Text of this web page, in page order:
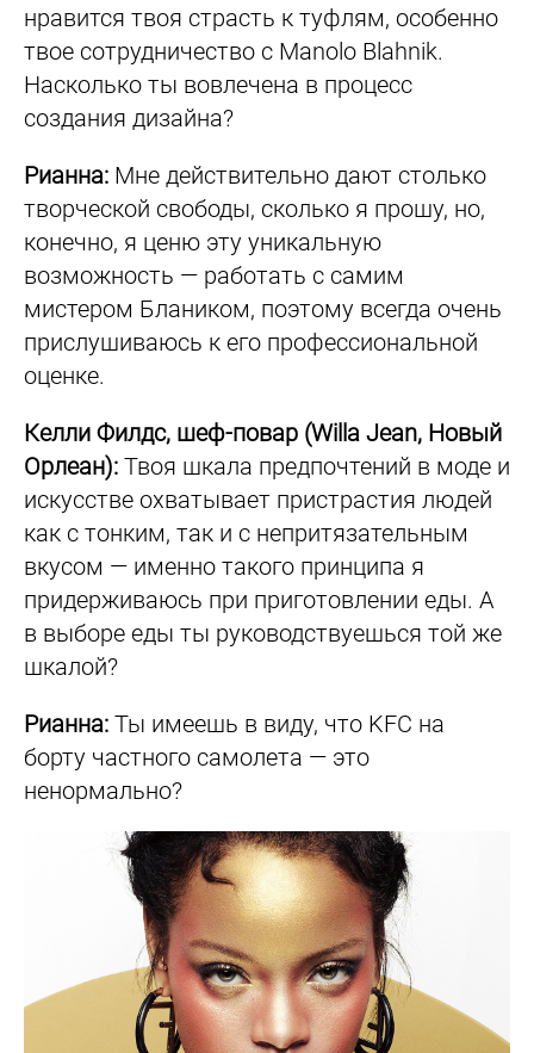
нравится твоя страсть к туфлям, особенно
твое сотрудничество с Manolo Blahnik.
Насколько ты вовлечена в процесс
создания дизайна?
Рианна: Мне действительно дают столько
творческой свободы, сколько я прошу, но,
конечно, я ценю эту уникальную
возможность — работать с самим
мистером Блаником, поэтому всегда очень
прислушиваюсь к его профессиональной
оценке.
Келли Филдс, шеф-повар (Willa Jean, Новый
Орлеан): Твоя шкала предпочтений в моде и
искусстве охватывает пристрастия людей
как с тонким, так и с непритязательным
вкусом — именно такого принципа я
придерживаюсь при приготовлении еды. А
в выборе еды ты руководствуешься той же
шкалой?
Рианна: Ты имеешь в виду, что KFC на
борту частного самолета — это
ненормально?